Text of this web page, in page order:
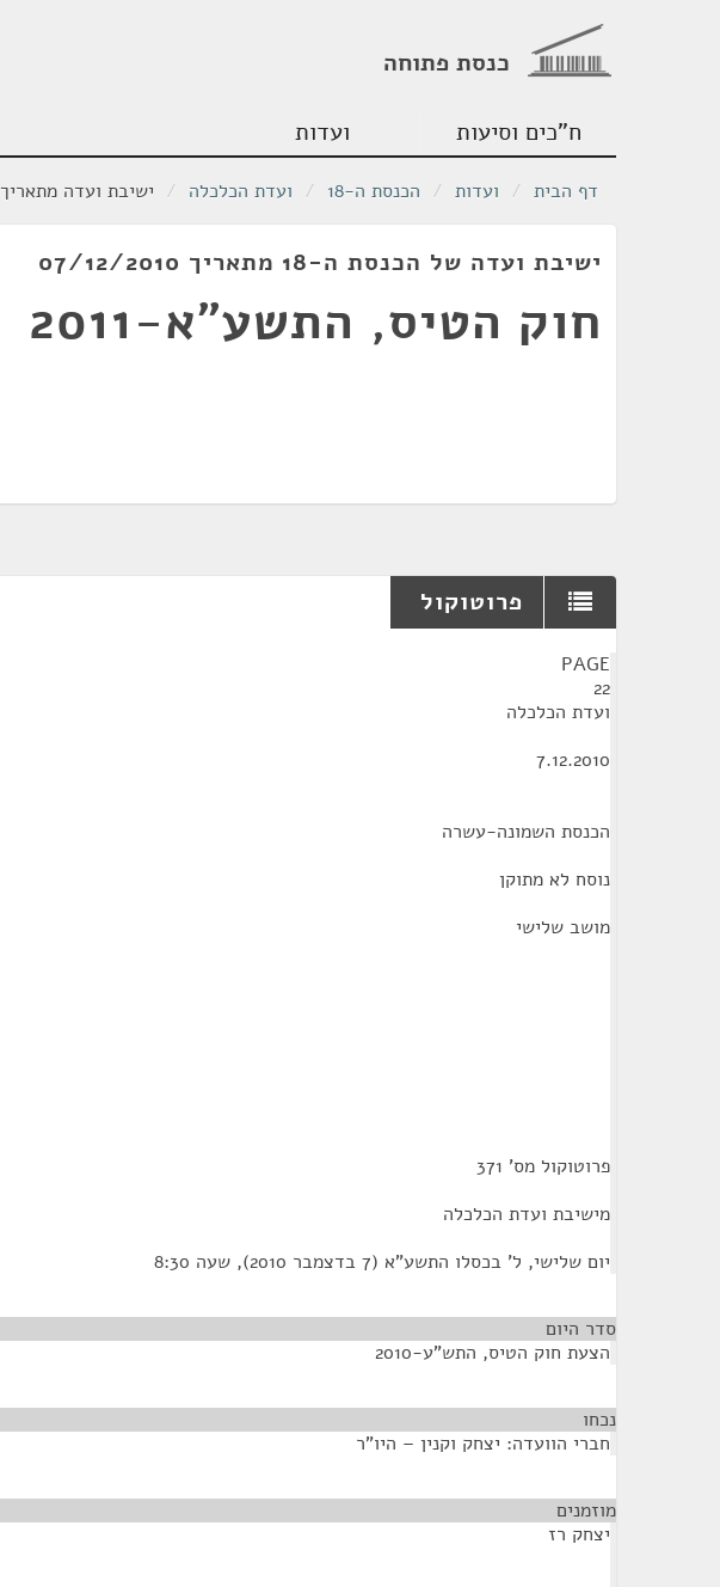
כנסת פתוחה
ח"כים וסיעות ועדות
דף הבית / ועדות / הכנסת ה-18 / ועדת הכלכלה / ישיבת ועדה מתאריך 07/12/2010
ישיבת ועדה של הכנסת ה-18 מתאריך 07/12/2010
חוק הטיס, התשע"א-2011
פרוטוקול
PAGE
22
ועדת הכלכלה
7.12.2010
הכנסת השמונה-עשרה
נוסח לא מתוקן
מושב שלישי
פרוטוקול מס' 371
מישיבת ועדת הכלכלה
יום שלישי, ל' בכסלו התשע"א (7 בדצמבר 2010), שעה 8:30
סדר היום
הצעת חוק הטיס, התש"ע-2010
נכחו
חברי הוועדה: יצחק וקנין – היו"ר
מוזמנים
יצחק רז